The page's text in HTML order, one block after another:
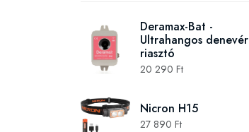
Deramax-Bat -
Ultrahangos denevér
riasztó
20 290 Ft
Nicron H15
27 890 Ft